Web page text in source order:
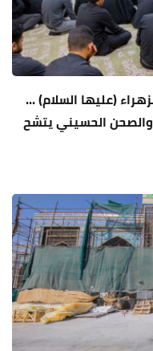
(عليها السلام) ...
الحسيني يتشح